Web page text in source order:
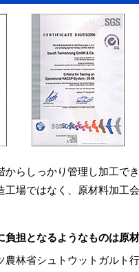
からしっかり管理し加工で
工場ではなく、原材料加工
負担となるようなものは原
農林省シュトウットガルト